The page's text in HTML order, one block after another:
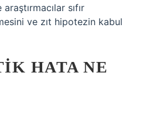
sıfır
ve zıt hipotezin kabul
HATA NE